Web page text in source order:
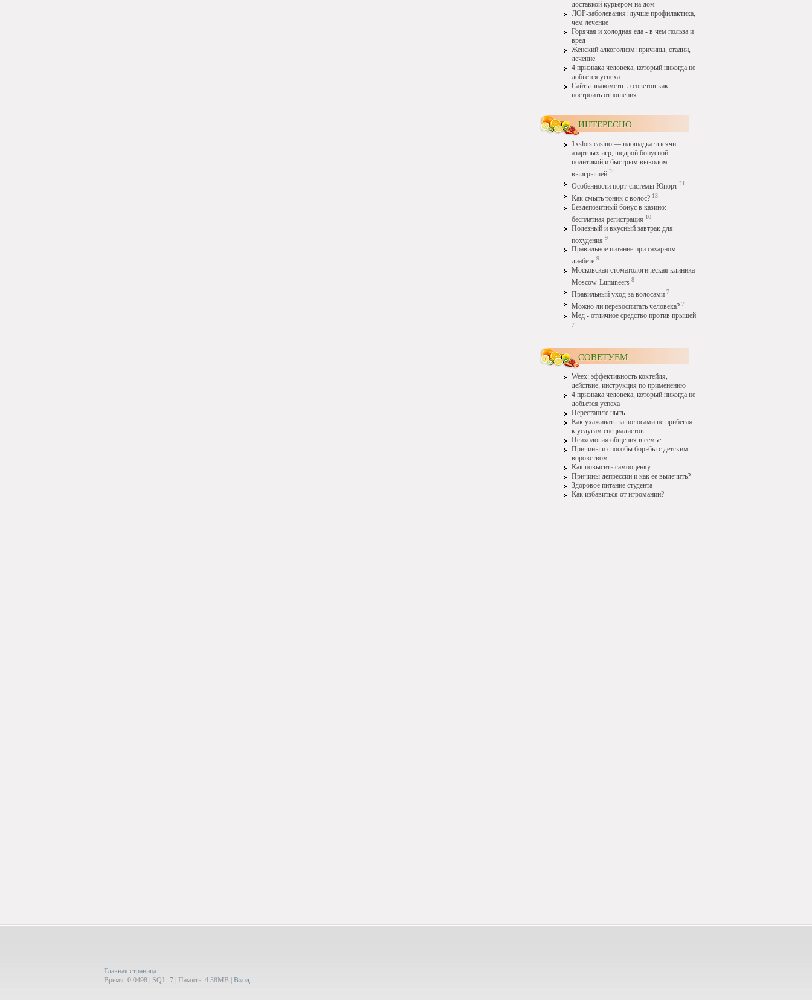
доставкой курьером на дом
ЛОР-заболевания: лучше профилактика,
чем лечение
Горячая и холодная еда - в чем польза и
вред
Женский алкоголизм: причины, стадии,
лечение
4 признака человека, который никогда не
добьется успеха
Сайты знакомств: 5 советов как
построить отношения
ИНТЕРЕСНО
1xslots casino — площадка тысячи
азартных игр, щедрой бонусной
политикой и быстрым выводом
выигрышей 24
Особенности порт-системы Юпорт 21
Как смыть тоник с волос? 13
Бездепозитный бонус в казино:
бесплатная регистрация 10
Полезный и вкусный завтрак для
похудения 9
Правильное питание при сахарном
диабете 9
Московская стоматологическая клиника
Moscow-Lumineers 8
Правильный уход за волосами 7
Можно ли перевоспитать человека? 7
Мед - отличное средство против прыщей
7
СОВЕТУЕМ
Weex: эффективность коктейля,
действие, инструкция по применению
4 признака человека, который никогда не
добьется успеха
Перестаньте ныть
Как ухаживать за волосами не прибегая
к услугам специалистов
Психология общения в семье
Причины и способы борьбы с детским
воровством
Как повысить самооценку
Причины депрессии и как ее вылечить?
Здоровое питание студента
Как избавиться от игромании?
Главная страница
Время: 0.0498 | SQL: 7 | Память: 4.38MB Вход